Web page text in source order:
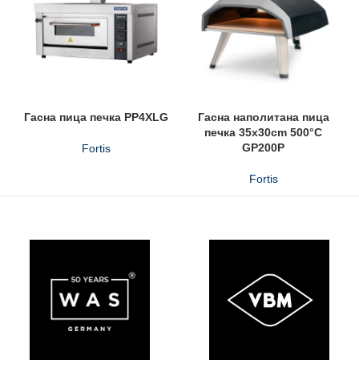
Гасна пица печка PP4XLG
Fortis
Гасна наполитана пица
печка 35x30cm 500°C
GP200P
Fortis